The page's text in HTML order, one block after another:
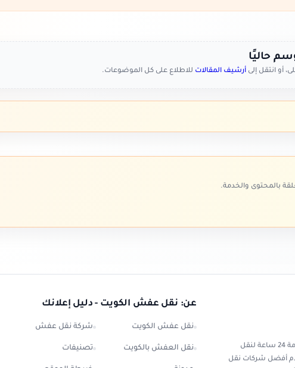
حاليًا
أو انتقل إلى أرشيف المقالات للاطلاع على كل الموضوعات.
بالمحتوى والخدمة.
نقل عفش الكويت | دليل اعلانك الكويت: خدمة 24 ساعة لنقل
أفضل شركات نقل
عن: نقل عفش الكويت - دليل إعلانك
نقل عفش الكويت شركة نقل عفش
نقل العفش بالكويت تصنيفات